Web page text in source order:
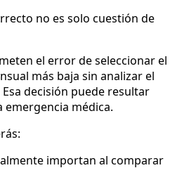
no es solo cuestión de
el error de seleccionar el
más baja sin analizar el
decisión puede resultar
médica.
importan al comparar